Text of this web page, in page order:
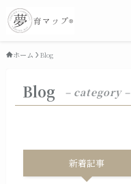
ホーム Blog
Blog – category –
新着記事